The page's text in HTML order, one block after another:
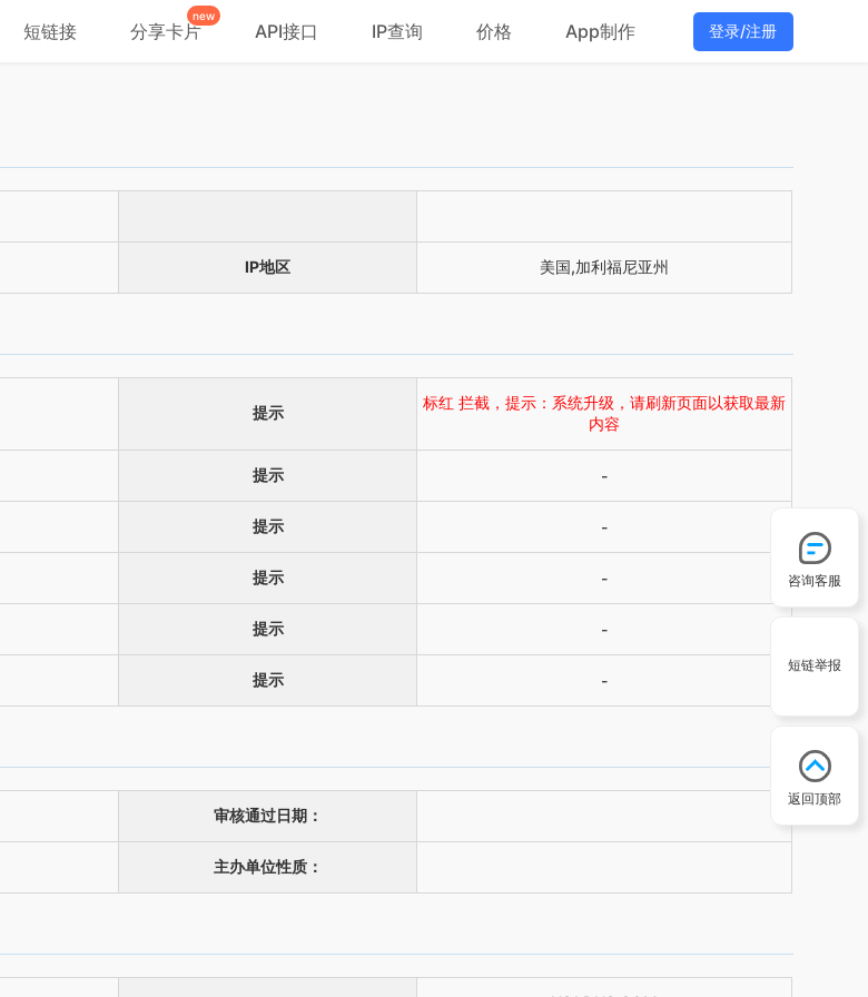
短链接
new
分享卡片 API接口 IP查询 价格 App制作 登录/注册
IP地区 美国,加利福尼亚州
提示
标红 拦截，提示：系统升级，请刷新页面以获取最新
内容
提示 -
提示 -
提示 -
提示 -
提示 -
审核通过日期：
主办单位性质：
咨询客服
短链举报
返回顶部